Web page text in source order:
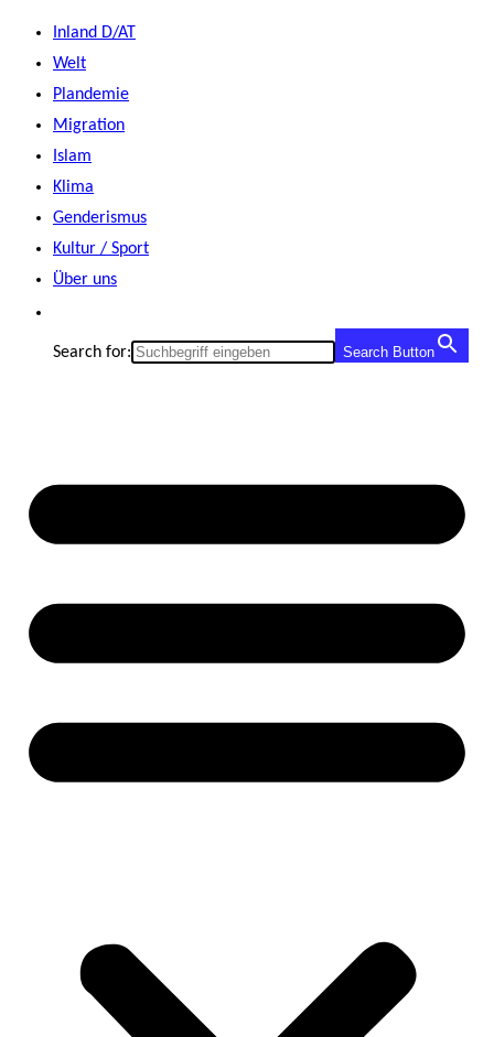
Zum
Inhalt
springen
Inland D/AT
Welt
Plandemie
Migration
Islam
Klima
Genderismus
Kultur / Sport
Über uns
Search for: Search Button